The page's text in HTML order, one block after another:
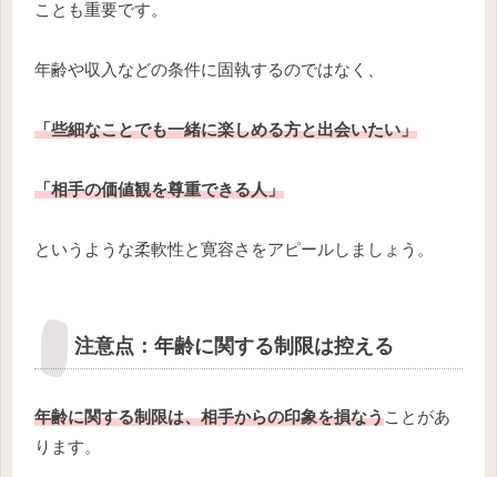
ことも重要です。
年齢や収入などの条件に固執するのではなく、
「些細なことでも一緒に楽しめる方と出会いたい」
「相手の価値観を尊重できる人」
というような柔軟性と寛容さをアピールしましょう。
注意点：年齢に関する制限は控える
年齢に関する制限は、相手からの印象を損なうことがあ
ります。